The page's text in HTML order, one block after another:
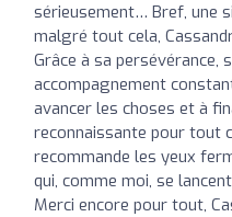
sérieusement… Bref, une
malgré tout cela,
Grâce à sa persévérance,
accompagnement
avancer les choses et à
reconnaissante pour tout
recommande les yeux
qui, comme moi, se
Merci encore pour tout,